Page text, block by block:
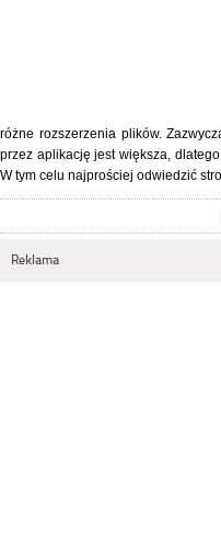
różne rozszerzenia plików.
przez aplikację jest większa,
W tym celu najprościej odwiedzić
Reklama